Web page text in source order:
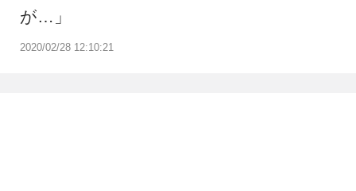
2020/02/28 12:10:21
が…」